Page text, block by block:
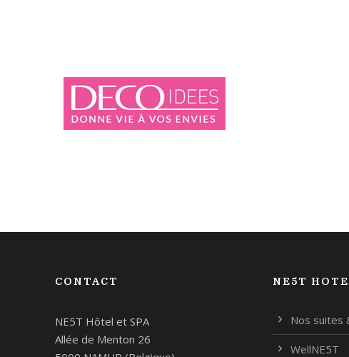
CONTACT
NE5T Hôtel et SPA
Allée de Menton 26
NE5T
Nos suites
WellNE5T